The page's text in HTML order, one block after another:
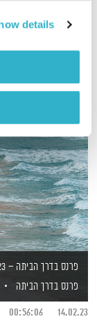
details אודיו
פרנס בדרך הביתה – 14.2.23
פרנס בדרך הביתה
14.02.23
00:56:06